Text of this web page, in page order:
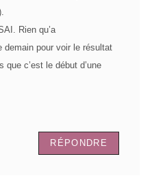
Rien qu’a
demain pour voir le résultat
c’est le début d’une
RÉPONDRE